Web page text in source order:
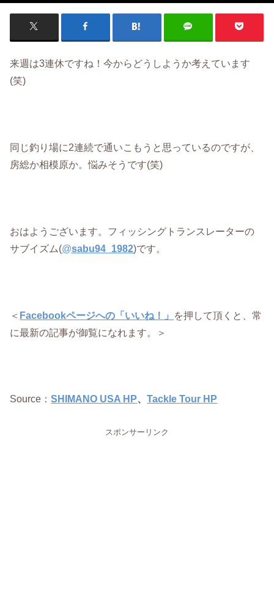
来週は3連休ですね！今からどうしようか考えています
(笑)
同じ釣り場に2連続で通いこもうと思っているのですが、
房総か相模原か。悩みそうです(笑)
おはようございます。フィッシングトランスレーターの
サブイズム(@sabu94_1982)です。
＜ Facebookページへの「いいね！」 を押して頂くと、常
に最新の記事が御覧になれます。＞
Source：SHIMANO USA HP、Tackle Tour HP
スポンサーリンク